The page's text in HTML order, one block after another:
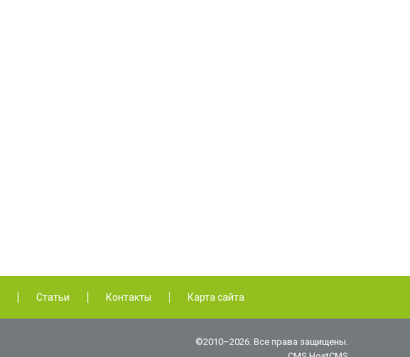
Статьи Контакты Карта сайта
©2010–2026. Все права защищены.